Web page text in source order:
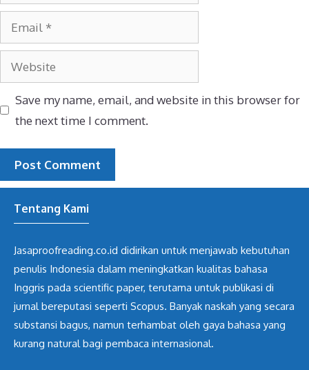
Email
Website
Save my name, email, and website in this browser for
the next time I comment.
Tentang Kami
Jasaproofreading.co.id didirikan untuk menjawab kebutuhan
penulis Indonesia dalam meningkatkan kualitas bahasa
Inggris pada scientific paper, terutama untuk publikasi di
jurnal bereputasi seperti Scopus. Banyak naskah yang secara
substansi bagus, namun terhambat oleh gaya bahasa yang
kurang natural bagi pembaca internasional.